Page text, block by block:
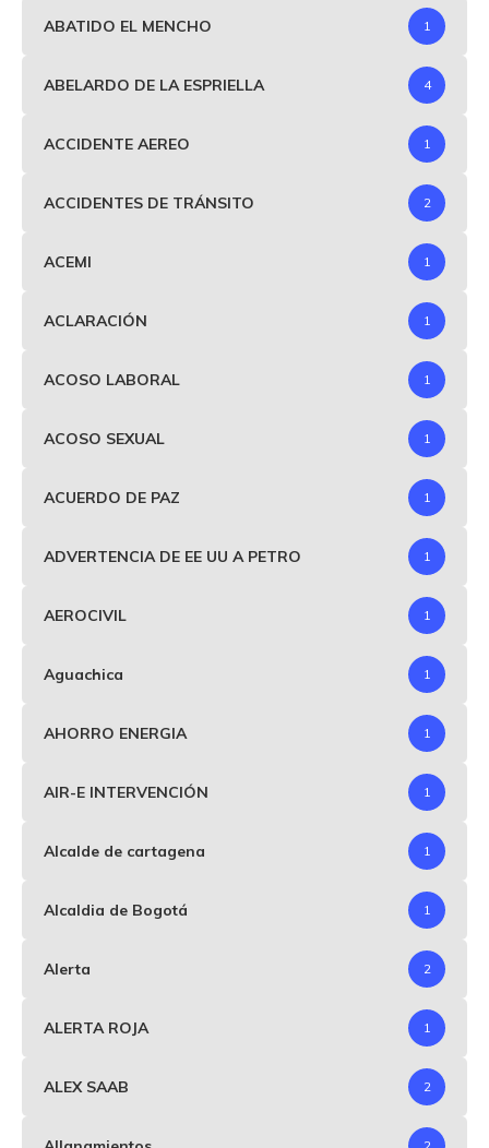
ABATIDO EL MENCHO 1
ABELARDO DE LA ESPRIELLA 4
ACCIDENTE AEREO 1
ACCIDENTES DE TRÁNSITO 2
ACEMI 1
ACLARACIÓN 1
ACOSO LABORAL 1
ACOSO SEXUAL 1
ACUERDO DE PAZ 1
ADVERTENCIA DE EE UU A PETRO 1
AEROCIVIL 1
Aguachica 1
AHORRO ENERGIA 1
AIR-E INTERVENCIÓN 1
Alcalde de cartagena 1
Alcaldia de Bogotá 1
Alerta 2
ALERTA ROJA 1
ALEX SAAB 2